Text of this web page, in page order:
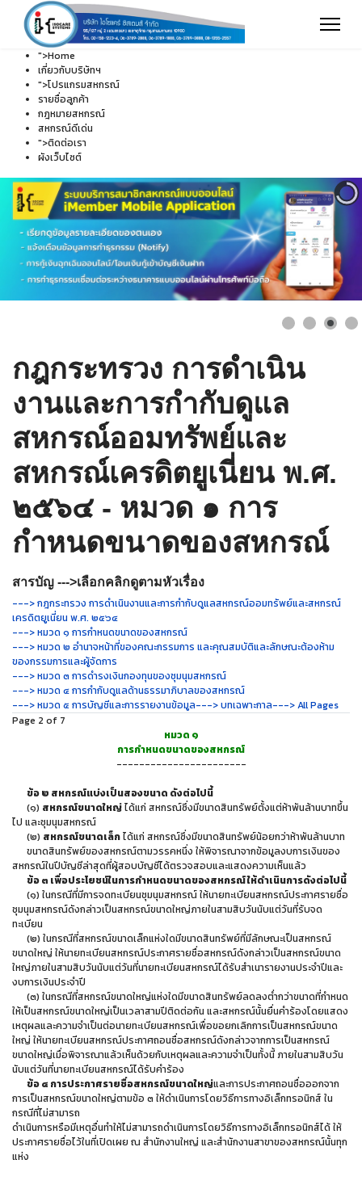
">Home
เกี่ยวกับบริษัทฯ
">โปรแกรมสหกรณ์
รายชื่อลูกค้า
กฎหมายสหกรณ์
สหกรณ์ดีเด่น
">ติดต่อเรา
ผังเว็บไซต์
กฎกระทรวง การดำเนิน
งานและการกำกับดูแล
สหกรณ์ออมทรัพย์และ
สหกรณ์เครดิตยูเนี่ยน พ.ศ.
๒๕๖๔ - หมวด ๑ การ
กำหนดขนาดของสหกรณ์
สารบัญ --->เลือกคลิกดูตามหัวเรื่อง
---> กฎกระทรวง การดำเนินงานและการกำกับดูแลสหกรณ์ออมทรัพย์และสหกรณ์
เครดิตยูเนี่ยน พ.ศ. ๒๕๖๔
---> หมวด ๑ การกำหนดขนาดของสหกรณ์
---> หมวด ๒ อำนาจหน้าที่ของคณะกรรมการ และคุณสมบัติและลักษณะต้องห้าม
ของกรรมการและผู้จัดการ
---> หมวด ๓ การดำรงเงินกองทุนของชุมนุมสหกรณ์
---> หมวด ๔ การกำกับดูแลด้านธรรมาภิบาลของสหกรณ์
---> หมวด ๕ การบัญชีและการรายงานข้อมูล---> บทเฉพาะกาล---> All Pages
Page 2 of 7
หมวด ๑
การกำหนดขนาดของสหกรณ์
-----------------------
ข้อ ๒ สหกรณ์แบ่งเป็นสองขนาด ดังต่อไปนี้
(๑) สหกรณ์ขนาดใหญ่ได้แก่ สหกรณ์ซึ่งมีขนาดสินทรัพย์ตั้งแต่ห้าพันล้านบาทขึ้น
ไป และชุมนุมสหกรณ์
(๒) สหกรณ์ขนาดเล็กได้แก่ สหกรณ์ซึ่งมีขนาดสินทรัพย์น้อยกว่าห้าพันล้านบาท
ขนาดสินทรัพย์ของสหกรณ์ตามวรรคหนึ่ง ให้พิจารณาจากข้อมูลงบการเงินของ
สหกรณ์ในปีบัญชีล่าสุดที่ผู้สอบบัญชีได้ตรวจสอบและแสดงความเห็นแล้ว
ข้อ ๓ เพื่อประโยชน์ในการกำหนดขนาดของสหกรณ์ ให้ดำเนินการดังต่อไปนี้
(๑) ในกรณีที่มีการจดทะเบียนชุมนุมสหกรณ์ ให้นายทะเบียนสหกรณ์ประกาศรายชื่อ
ชุมนุมสหกรณ์ดังกล่าวเป็นสหกรณ์ขนาดใหญ่ภายในสามสิบวันนับแต่วันที่รับจด
ทะเบียน
(๒) ในกรณีที่สหกรณ์ขนาดเล็กแห่งใดมีขนาดสินทรัพย์ที่มีลักษณะเป็นสหกรณ์
ขนาดใหญ่ ให้นายทะเบียนสหกรณ์ประกาศรายชื่อสหกรณ์ดังกล่าวเป็นสหกรณ์ขนาด
ใหญ่ภายในสามสิบวันนับแต่วันที่นายทะเบียนสหกรณ์ได้รับสำเนารายงานประจำปีและ
งบการเงินประจำปี
(๓) ในกรณีที่สหกรณ์ขนาดใหญ่แห่งใดมีขนาดสินทรัพย์ลดลงต่ำกว่าขนาดที่กำหนด
ให้เป็นสหกรณ์ขนาดใหญ่เป็นเวลาสามปีติดต่อกัน และสหกรณ์นั้นยื่นคำร้องโดยแสดง
เหตุผลและความจำเป็นต่อนายทะเบียนสหกรณ์เพื่อขอยกเลิกการเป็นสหกรณ์ขนาด
ใหญ่ ให้นายทะเบียนสหกรณ์ประกาศถอนชื่อสหกรณ์ดังกล่าวจากการเป็นสหกรณ์
ขนาดใหญ่เมื่อพิจารณาแล้วเห็นด้วยกับเหตุผลและความจำเป็นทั้งนี้ ภายในสามสิบวัน
นับแต่วันที่นายทะเบียนสหกรณ์ได้รับคำร้อง
ข้อ ๔ การประกาศรายชื่อสหกรณ์ขนาดใหญ่และการประกาศถอนชื่อออกจาก
การเป็นสหกรณ์ขนาดใหญ่ตามข้อ ๓ ให้ดำเนินการโดยวิธีการทางอิเล็กทรอนิกส์ ใน
กรณีที่ไม่สามารถ
ดำเนินการหรือมีเหตุอื่นทำให้ไม่สามารถดำเนินการโดยวิธีการทางอิเล็กทรอนิกส์ได้ ให้
ประกาศรายชื่อไว้ในที่เปิดเผย ณ สำนักงานใหญ่ และสำนักงานสาขาของสหกรณ์นั้นทุก
แห่ง